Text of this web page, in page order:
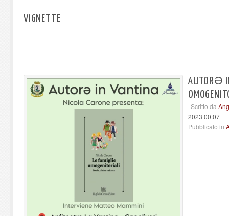
VIGNETTE
AUTORƏ
Scritto da
2023 00:07
Pubblicato in